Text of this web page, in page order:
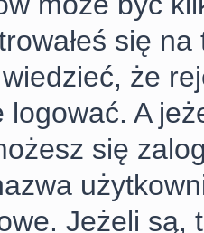
się
że
logować. A
się
Jeżeli są,